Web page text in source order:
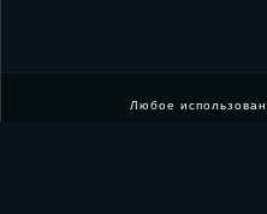
Любое